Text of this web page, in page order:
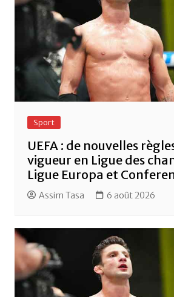
Sport
UEFA : de nouvelles
vigueur en Ligue des
Ligue Europa et
Assim Tasa 6 août 2026